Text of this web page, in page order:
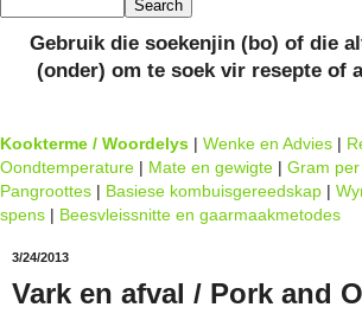
Gebruik die soekenjin (bo) of die
(onder) om te soek vir resepte of
Kookterme / Woordelys | Wenke en Advies |
Oondtemperature | Mate en gewigte | Gram
Pangroottes | Basiese kombuisgereedskap |
spens | Beesvleissnitte en gaarmaakmetodes
3/24/2013
Vark en afval / Pork and